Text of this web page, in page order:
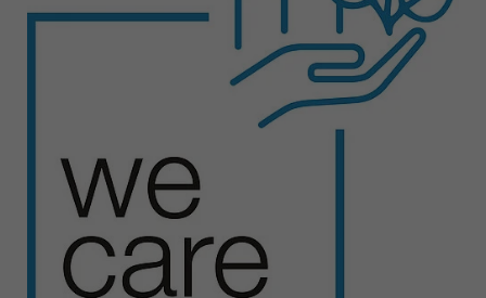
tiếng việt
ประเทศไทย
Україна
yкраїнська